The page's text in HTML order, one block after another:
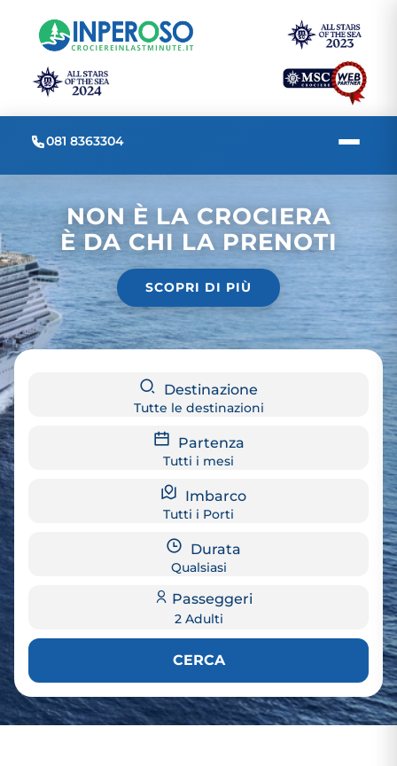
081 8363304
NON È LA CROCIERA
È DA CHI LA PRENOTI
SCOPRI DI PIÙ
Destinazione
Tutte le destinazioni
Partenza
Tutti i mesi
Imbarco
Tutti i Porti
Durata
Qualsiasi
Passeggeri
2 Adulti
CERCA